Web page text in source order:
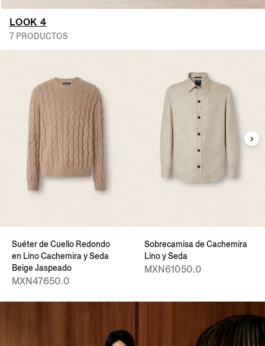
LOOK 4
7 PRODUCTOS
Suéter de Cuello Redondo
en Lino Cachemira y Seda
Beige Jaspeado
MXN47650.0
Sobrecamisa de Cachemira
Lino y Seda
MXN61050.0